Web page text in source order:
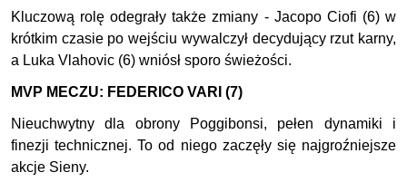
Kluczową rolę odegrały także zmiany - Jacopo Ciofi (6) w
krótkim czasie po wejściu wywalczył decydujący rzut karny,
a Luka Vlahovic (6) wniósł sporo świeżości.
MVP MECZU: FEDERICO VARI (7)
Nieuchwytny dla obrony Poggibonsi, pełen dynamiki i
finezji technicznej. To od niego zaczęły się najgroźniejsze
akcje Sieny.